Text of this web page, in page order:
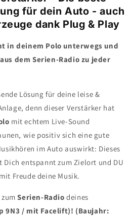
für dein Auto - auch
dank Plug & Play
in deinem Polo unterwegs und
dem Serien-Radio zu jeder
Lösung für deine leise &
denn dieser Verstärker hat
mit echtem Live-Sound
wie positiv sich eine gute
im Auto auswirkt: Dieses
Dich entspannt zum Zielort und DU
Freude deine Musik.
zumSerien-Radio deines
9N3 / mit Facelift)! (Baujahr: